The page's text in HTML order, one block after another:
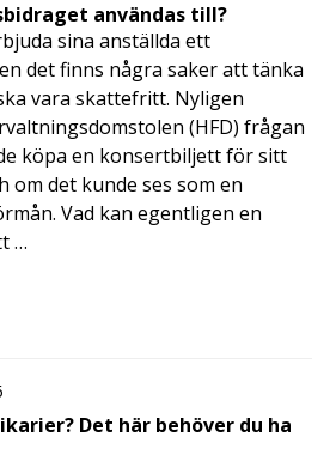
användas till?
sina anställda ett
det finns några saker att tänka
vara skattefritt. Nyligen
(HFD) frågan
köpa en konsertbiljett för sitt
om det kunde ses som en
Vad kan egentligen en
…
Det här behöver du ha